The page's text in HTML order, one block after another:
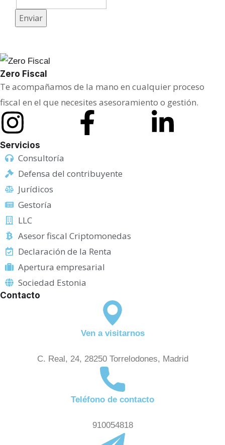
c
u
t
o
Enviar
Zero Fiscal
Te acompañamos de la mano en cualquier proceso
fiscal en el que necesites asesoramiento o gestión.
Servicios
Consultoría
Defensa del contribuyente
Jurídicos
Gestoría
LLC
Asesor fiscal Criptomonedas
Declaración de la Renta
Apertura empresarial
Sociedad Estonia
Contacto
Ven a visitarnos
C. Real, 24, 28250 Torrelodones, Madrid
Teléfono de contacto
910054818